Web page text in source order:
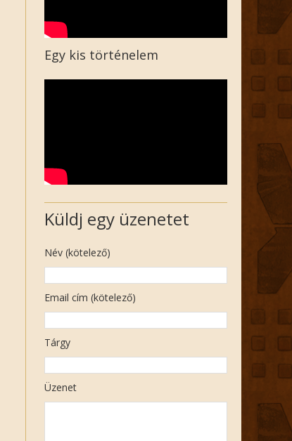
Egy kis történelem
Küldj egy üzenetet
Név (kötelező)
Email cím (kötelező)
Tárgy
Üzenet